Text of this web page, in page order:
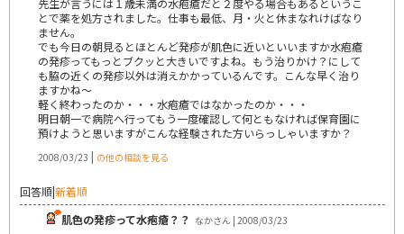
とで薬を処方されました。仕事も最低、月・火と休まなれけばなり
ません。
でも今日の朝見るとほとんど発疹が肌色に近いといいますか水疱瘡
の発疹ってもっとブクッと大きいですよね。もう治りかけ？にして
も脇の近くの発疹以外は消えかかっているんです。こんな早く治り
ますかね～
軽く終わったのか・・・水疱瘡ではなかったのか・・・
明日朝一で病院へ行ってもう一度確認して何ともなければ保育園に
預けようと思いますがこんな経験された方いらっしゃいますか？
2008/03/23 | の他の相談を見る
回答順|新着順
肌色の発疹って水疱瘡？？ なかさん | 2008/03/23